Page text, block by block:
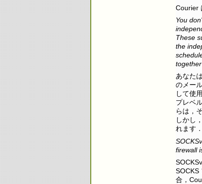
Courier
You
These
the
あなた
のメー
して使
プレベ
らは，
しかし
れます．
firewall
SOCKS
合，